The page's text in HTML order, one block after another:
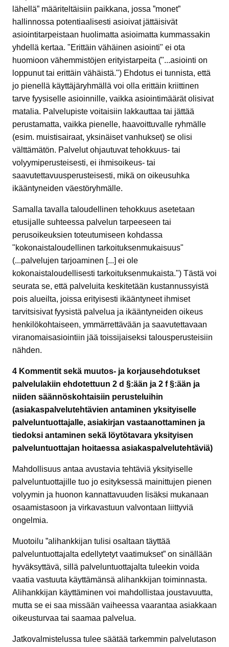
lähellä” määriteltäisiin paikkana, jossa ”monet”
hallinnossa potentiaalisesti asioivat jättäisivät
asiointitarpeistaan huolimatta asioimatta kummassakin
yhdellä kertaa. "Erittäin vähäinen asiointi" ei ota
huomioon vähemmistöjen erityistarpeita ("...asiointi on
loppunut tai erittäin vähäistä.") Ehdotus ei tunnista, että
jo pienellä käyttäjäryhmällä voi olla erittäin kriittinen
tarve fyysiselle asioinnille, vaikka asiointimäärät olisivat
matalia. Palvelupiste voitaisiin lakkauttaa tai jättää
perustamatta, vaikka pienelle, haavoittuvalle ryhmälle
(esim. muistisairaat, yksinäiset vanhukset) se olisi
välttämätön. Palvelut ohjautuvat tehokkuus- tai
volyymiperusteisesti, ei ihmisoikeus- tai
saavutettavuusperusteisesti, mikä on oikeusuhka
ikääntyneiden väestöryhmälle.
Samalla tavalla taloudellinen tehokkuus asetetaan
etusijalle suhteessa palvelun tarpeeseen tai
perusoikeuksien toteutumiseen kohdassa
"kokonaistaloudellinen tarkoituksenmukaisuus"
(...palvelujen tarjoaminen [...] ei ole
kokonaistaloudellisesti tarkoituksenmukaista.") Tästä voi
seurata se, että palveluita keskitetään kustannussyistä
pois alueilta, joissa erityisesti ikääntyneet ihmiset
tarvitsisivat fyysistä palvelua ja ikääntyneiden oikeus
henkilökohtaiseen, ymmärrettävään ja saavutettavaan
viranomaisasiointiin jää toissijaiseksi talousperusteisiin
nähden.
4 Kommentit sekä muutos- ja korjausehdotukset
palvelulakiin ehdotettuun 2 d §:ään ja 2 f §:ään ja
niiden säännöskohtaisiin perusteluihin
(asiakaspalvelutehtävien antaminen yksityiselle
palveluntuottajalle, asiakirjan vastaanottaminen ja
tiedoksi antaminen sekä löytötavara yksityisen
palveluntuottajan hoitaessa asiakaspalvelutehtäviä)
Mahdollisuus antaa avustavia tehtäviä yksityiselle
palveluntuottajille tuo jo esityksessä mainittujen pienen
volyymin ja huonon kannattavuuden lisäksi mukanaan
osaamistasoon ja virkavastuun valvontaan liittyviä
ongelmia.
Muotoilu ”alihankkijan tulisi osaltaan täyttää
palveluntuottajalta edellytetyt vaatimukset” on sinällään
hyväksyttävä, sillä palveluntuottajalta tuleekin voida
vaatia vastuuta käyttämänsä alihankkijan toiminnasta.
Alihankkijan käyttäminen voi mahdollistaa joustavuutta,
mutta se ei saa missään vaiheessa vaarantaa asiakkaan
oikeusturvaa tai saamaa palvelua.
Jatkovalmistelussa tulee säätää tarkemmin palvelutason